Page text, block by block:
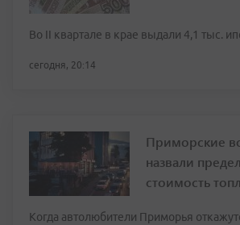
Во II квартале в крае выдали 4,1 тыс.
сегодня, 20:14
Приморские
назвали
стоимость
Когда автолюбители Приморья